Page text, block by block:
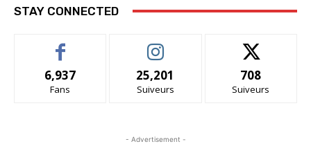
STAY CONNECTED
6,937
Fans
25,201
Suiveurs
708
Suiveurs
- Advertisement -